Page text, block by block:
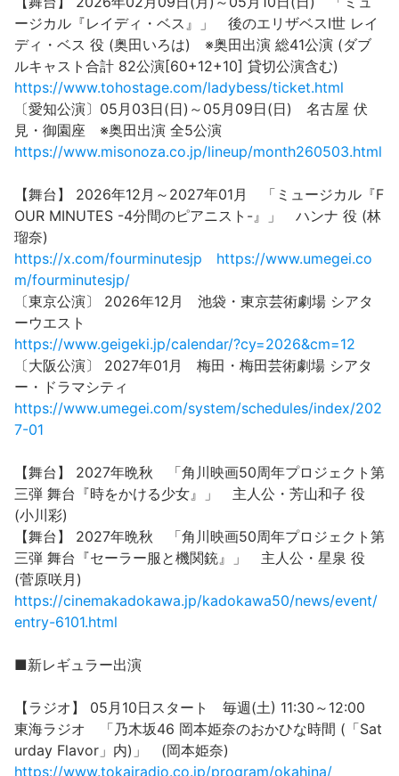
ージカル『レイディ・ベス』」 後のエリザベスⅠ世 レイ
ディ・ベス 役 (奥田いろは) ※奥田出演 総41公演 (ダブ
ルキャスト合計 82公演[60+12+10] 貸切公演含む)
https://www.tohostage.com/ladybess/ticket.html
〔愛知公演〕05月03日(日)～05月09日(日) 名古屋 伏
見・御園座 ※奥田出演 全5公演
https://www.misonoza.co.jp/lineup/month260503.html
【舞台】 2026年12月～2027年01月 「ミュージカル『F
OUR MINUTES -4分間のピアニスト-』」 ハンナ 役 (林
瑠奈)
https://x.com/fourminutesjp
https://www.umegei.co
m/fourminutesjp/
〔東京公演〕 2026年12月 池袋・東京芸術劇場 シアタ
ーウエスト
https://www.geigeki.jp/calendar/?cy=2026&cm=12
〔大阪公演〕 2027年01月 梅田・梅田芸術劇場 シアタ
ー・ドラマシティ
https://www.umegei.com/system/schedules/index/202
7-01
【舞台】 2027年晩秋 「角川映画50周年プロジェクト第
三弾 舞台『時をかける少女』」 主人公・芳山和子 役
(小川彩)
【舞台】 2027年晩秋 「角川映画50周年プロジェクト第
三弾 舞台『セーラー服と機関銃』」 主人公・星泉 役
(菅原咲月)
https://cinemakadokawa.jp/kadokawa50/news/event/
entry-6101.html
■新レギュラー出演
【ラジオ】 05月10日スタート 毎週(土) 11:30～12:00
東海ラジオ 「乃木坂46 岡本姫奈のおかひな時間 (「Sat
urday Flavor」内)」 (岡本姫奈)
https://www.tokairadio.co.jp/program/okahina/